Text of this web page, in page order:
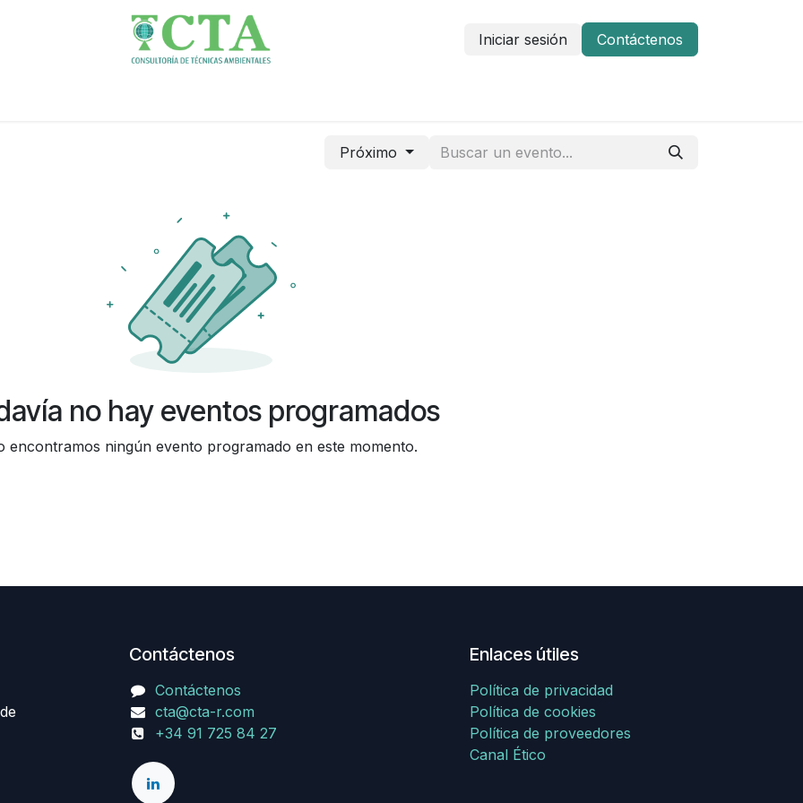
Iniciar sesión Contáctenos
Próximo
no hay eventos programados
encontramos ningún evento programado en este momento.
Contáctenos
Contáctenos
cta@cta-r.com
+34 91 725 84 27
Enlaces útiles
Política de privacidad
Política de cookies
Política de proveedores
Canal Ético